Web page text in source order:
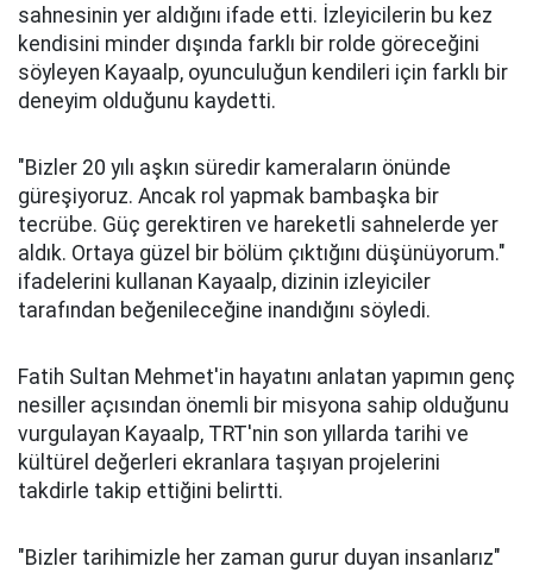
sahnesinin yer aldığını ifade etti. İzleyicilerin bu kez
kendisini minder dışında farklı bir rolde göreceğini
söyleyen Kayaalp, oyunculuğun kendileri için farklı bir
deneyim olduğunu kaydetti.
"Bizler 20 yılı aşkın süredir kameraların önünde
güreşiyoruz. Ancak rol yapmak bambaşka bir
tecrübe. Güç gerektiren ve hareketli sahnelerde yer
aldık. Ortaya güzel bir bölüm çıktığını düşünüyorum."
ifadelerini kullanan Kayaalp, dizinin izleyiciler
tarafından beğenileceğine inandığını söyledi.
Fatih Sultan Mehmet'in hayatını anlatan yapımın genç
nesiller açısından önemli bir misyona sahip olduğunu
vurgulayan Kayaalp, TRT'nin son yıllarda tarihi ve
kültürel değerleri ekranlara taşıyan projelerini
takdirle takip ettiğini belirtti.
"Bizler tarihimizle her zaman gurur duyan insanlarız"